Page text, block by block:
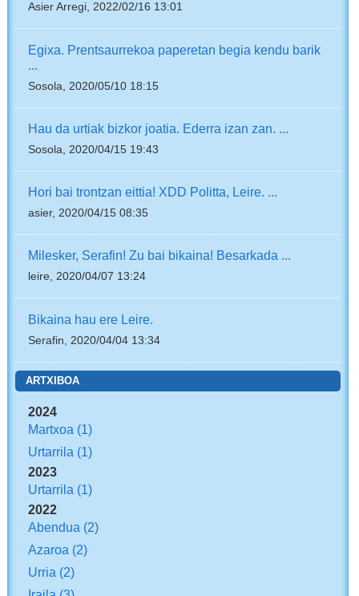
Asier Arregi, 2022/02/16 13:01
Egixa. Prentsaurrekoa paperetan begia kendu barik
...
Sosola, 2020/05/10 18:15
Hau da urtiak bizkor joatia. Ederra izan zan. ...
Sosola, 2020/04/15 19:43
Hori bai trontzan eittia! XDD Politta, Leire. ...
asier, 2020/04/15 08:35
Milesker, Serafin! Zu bai bikaina! Besarkada ...
leire, 2020/04/07 13:24
Bikaina hau ere Leire.
Serafin, 2020/04/04 13:34
ARTXIBOA
2024
Martxoa (1)
Urtarrila (1)
2023
Urtarrila (1)
2022
Abendua (2)
Azaroa (2)
Urria (2)